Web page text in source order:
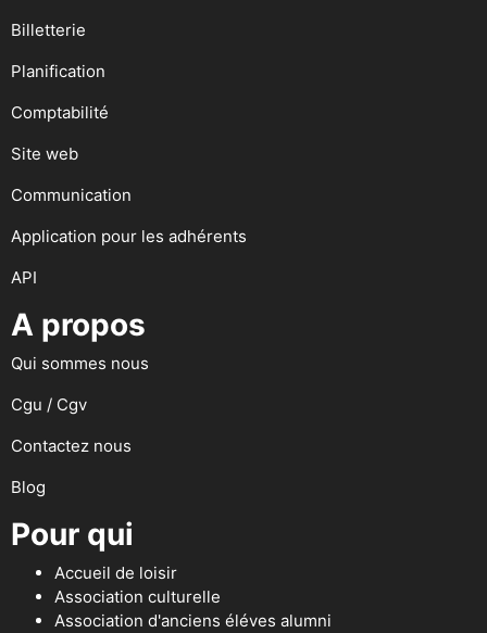
Billetterie
Planification
Comptabilité
Site web
Communication
Application pour les adhérents
API
A propos
Qui sommes nous
Cgu / Cgv
Contactez nous
Blog
Pour qui
Accueil de loisir
Association culturelle
Association d'anciens éléves alumni